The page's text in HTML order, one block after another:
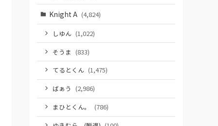
Knight A (4,824)
しゆん (1,022)
そうま (833)
てるとくん (1,475)
ばぁう (2,986)
まひとくん。
(786)